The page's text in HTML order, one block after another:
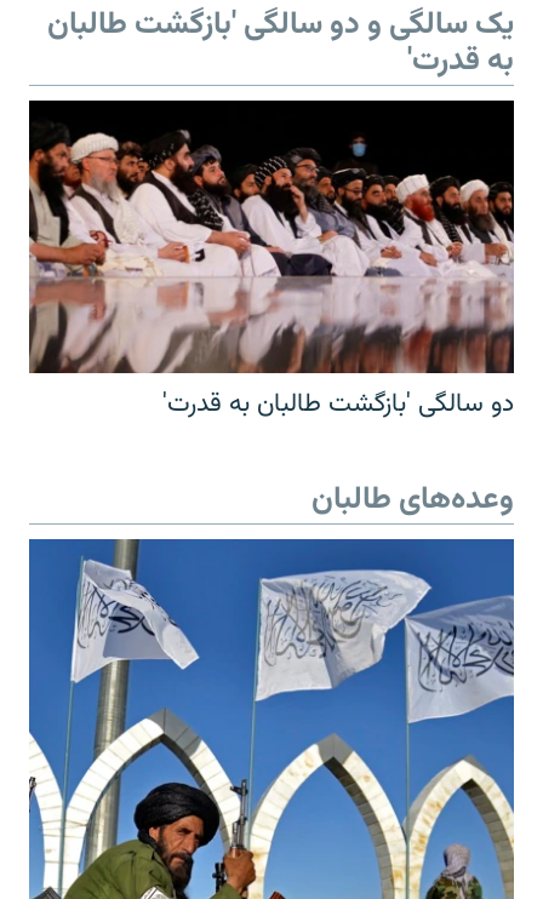
یک سالگی و دو سالگی 'بازگشت طالبان
به قدرت'
دو سالگی 'بازگشت طالبان به قدرت'
وعده‌های طالبان